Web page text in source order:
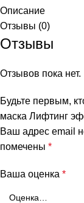
эффект,
25мл
Описание
Отзывы (0)
Отзывы
Отзывов пока нет.
Будьте первым,
маска Лифтинг
Ваш адрес email
помечены *
Ваша оценка *